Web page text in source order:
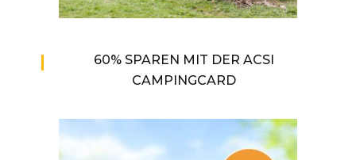
60% SPAREN MIT DER ACSI
CAMPINGCARD